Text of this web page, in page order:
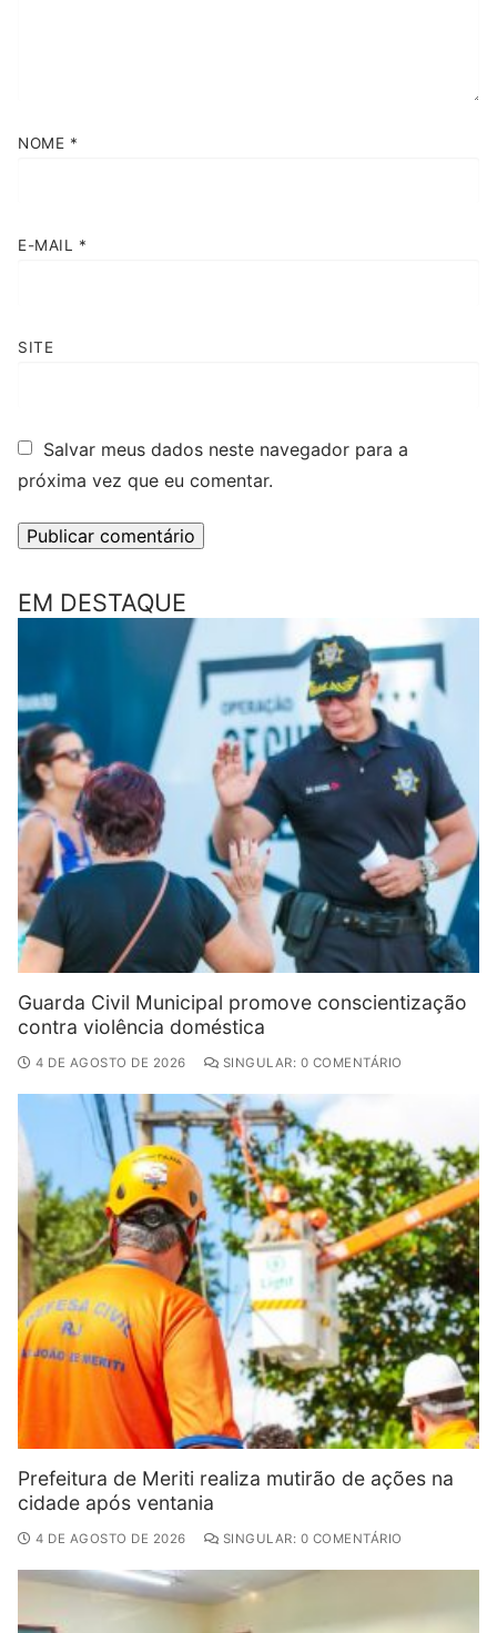
NOME *
E-MAIL *
SITE
Salvar meus dados neste navegador para a
próxima vez que eu comentar.
EM DESTAQUE
Guarda Civil Municipal promove conscientização
contra violência doméstica
4 DE AGOSTO DE 2026 SINGULAR: 0 COMENTÁRIO
Prefeitura de Meriti realiza mutirão de ações na
cidade após ventania
4 DE AGOSTO DE 2026 SINGULAR: 0 COMENTÁRIO